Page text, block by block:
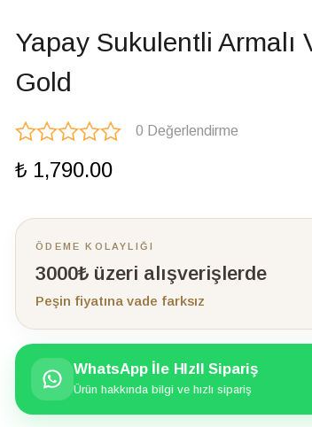
Yapay Sukulentli Armalı
Gold
0 Değerlendirme
₺ 1,790.00
ÖDEME KOLAYLIĞI
3000₺ üzeri alışverişlerde
Peşin fiyatına vade farksız
WhatsApp İle HIzlI Sipariş
Ürün hakkında bilgi ve hızlı sipariş